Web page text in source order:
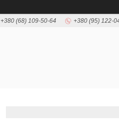
+380 (68) 109-50-64 +380 (95) 122-